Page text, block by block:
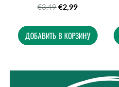
€3,49 €2,99
ДОБАВИТЬ В КОРЗИНУ